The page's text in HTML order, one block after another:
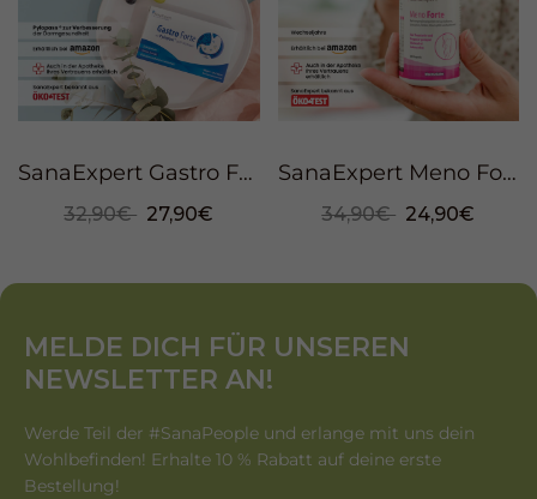
SanaExpert Gastro Forte, 30 Kapseln
32,90€ 27,90€
SanaExpert Meno Forte, 60 Kapseln
34,90€ 24,90€
MELDE DICH FÜR UNSEREN
NEWSLETTER AN!
Werde Teil der #SanaPeople und erlange mit uns dein
Wohlbefinden! Erhalte 10 % Rabatt auf deine erste
Bestellung!